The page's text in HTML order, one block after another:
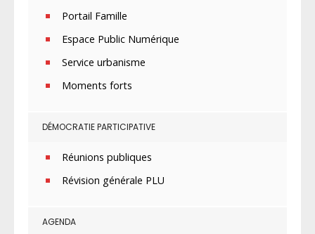
Portail Famille
Espace Public Numérique
Service urbanisme
Moments forts
DÉMOCRATIE PARTICIPATIVE
Réunions publiques
Révision générale PLU
AGENDA